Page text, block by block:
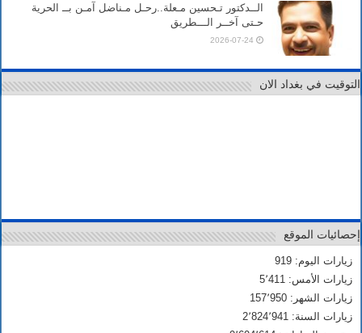
الــدكتور تـحسين مـعلة..رحـل مـناضل آمـن بــ الحرية
حـتى آخــر الـــطريق
2026-07-24
التوقيت في بغداد الان
إحصائيات الموقع
زيارات اليوم: 919
زيارات الأمس: 5٬411
زيارات الشهر: 157٬950
زيارات السنة: 2٬824٬941